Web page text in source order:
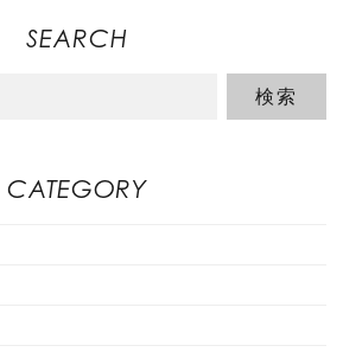
SEARCH
CATEGORY